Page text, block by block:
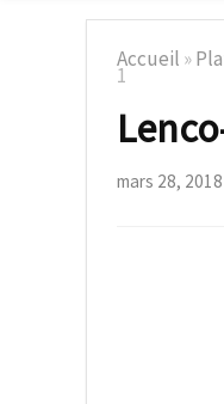
Accueil »
1
mars 28, 2018